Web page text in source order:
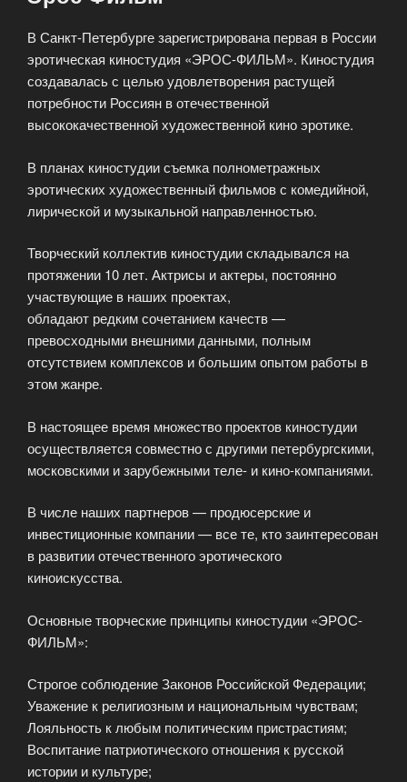
В Санкт-Петербурге зарегистрирована первая в России
эротическая киностудия «ЭРОС-ФИЛЬМ». Киностудия
создавалась с целью удовлетворения растущей
потребности Россиян в отечественной
высококачественной художественной кино эротике.
В планах киностудии съемка полнометражных
эротических художественный фильмов с комедийной,
лирической и музыкальной направленностью.
Творческий коллектив киностудии складывался на
протяжении 10 лет. Актрисы и актеры, постоянно
участвующие в наших проектах,
обладают редким сочетанием качеств —
превосходными внешними данными, полным
отсутствием комплексов и большим опытом работы в
этом жанре.
В настоящее время множество проектов киностудии
осуществляется совместно с другими петербургскими,
московскими и зарубежными теле- и кино-компаниями.
В числе наших партнеров — продюсерские и
инвестиционные компании — все те, кто заинтересован
в развитии отечественного эротического
киноискусства.
Основные творческие принципы киностудии «ЭРОС-
ФИЛЬМ»:
Строгое соблюдение Законов Российской Федерации;
Уважение к религиозным и национальным чувствам;
Лояльность к любым политическим пристрастиям;
Воспитание патриотического отношения к русской
истории и культуре;